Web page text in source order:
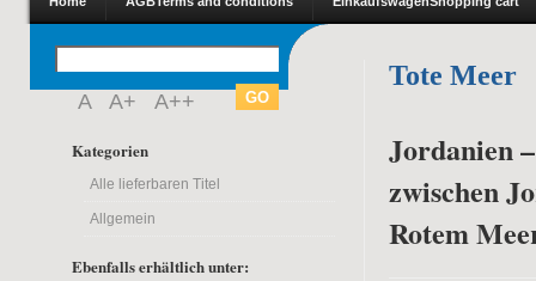
A A+ A++
Kategorien
Alle lieferbaren Titel
Allgemein
Ebenfalls erhältlich unter:
Tote Meer
Jordanien
zwischen
Rotem